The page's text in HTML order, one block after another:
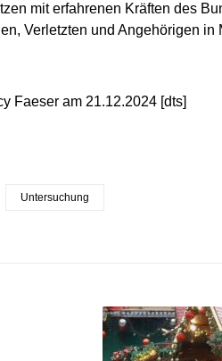
mit erfahrenen Kräften des
Verletzten und Angehörigen in
Faeser am 21.12.2024 [dts]
Untersuchung